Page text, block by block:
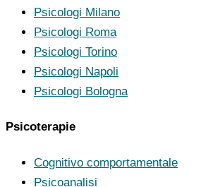
Psicologi Milano
Psicologi Roma
Psicologi Torino
Psicologi Napoli
Psicologi Bologna
Psicoterapie
Cognitivo comportamentale
Psicoanalisi